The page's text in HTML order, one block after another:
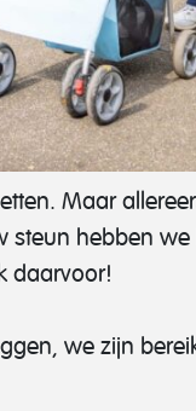
Maar
hebben
daarvoor!
we zijn